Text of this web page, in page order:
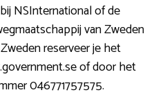
NSInternational of de
van Zweden
reserveer je het
of door het
046771757575.